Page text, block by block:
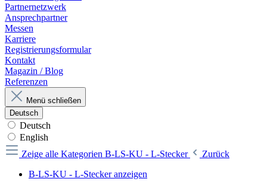
Partnernetzwerk
Ansprechpartner
Messen
Karriere
Registrierungsformular
Kontakt
Magazin / Blog
Referenzen
Menü schließen
Deutsch
Deutsch
English
Zeige alle Kategorien B-LS-KU - L-Stecker
Zurück
B-LS-KU - L-Stecker anzeigen